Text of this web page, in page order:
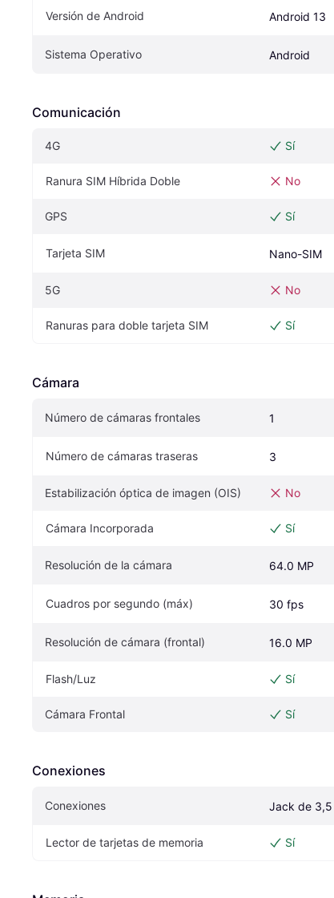
Versión de Android Android 13
Sistema Operativo Android
Comunicación
4G Sí
Ranura SIM Híbrida Doble No
GPS Sí
Tarjeta SIM Nano-SIM
5G No
Ranuras para doble tarjeta SIM Sí
Cámara
Número de cámaras frontales 1
Número de cámaras traseras 3
Estabilización óptica de imagen (OIS) No
Cámara Incorporada Sí
Resolución de la cámara 64.0 MP
Cuadros por segundo (máx) 30 fps
Resolución de cámara (frontal) 16.0 MP
Flash/Luz Sí
Cámara Frontal Sí
Conexiones
Conexiones Jack de 3,5
Lector de tarjetas de memoria Sí